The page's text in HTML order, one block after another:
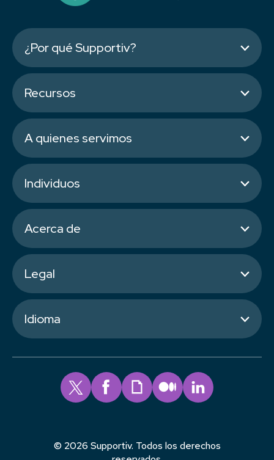
¿Por qué Supportiv?
Recursos
A quienes servimos
Individuos
Acerca de
Legal
Idioma
© 2026 Supportiv. Todos los derechos